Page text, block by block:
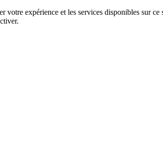
expérience et les services disponibles sur